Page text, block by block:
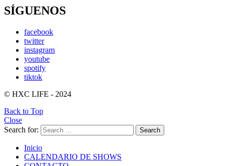
SÍGUENOS
facebook
twitter
instagram
youtube
spotify
tiktok
© HXC LIFE - 2024
Back to Top
Close
Search for:
Search
Inicio
CALENDARIO DE SHOWS